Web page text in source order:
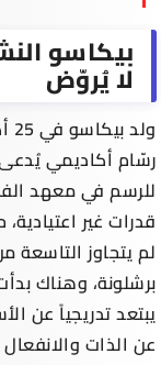
بيكاسو
لا يُروّض
رسّام أكاديمي
للرسم في معهد
قدرات غير
لم يتجاوز التاسعة
برشلونة، وهناك
يبتعد تدريجياً عن
عن الذات